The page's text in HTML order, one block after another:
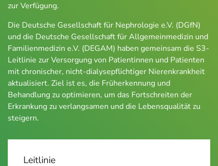
zur Verfügung.
Die Deutsche Gesellschaft für Nephrologie e.V. (DGfN)
und die Deutsche Gesellschaft für Allgemeinmedizin und
Familienmedizin e.V. (DEGAM) haben gemeinsam die S3-
Leitlinie zur Versorgung von Patientinnen und Patienten
mit chronischer, nicht-dialysepflichtiger Nierenkrankheit
aktualisiert. Ziel ist es, die Früherkennung und
Behandlung zu optimieren, um das Fortschreiten der
Erkrankung zu verlangsamen und die Lebensqualität zu
steigern.
Leitlinie